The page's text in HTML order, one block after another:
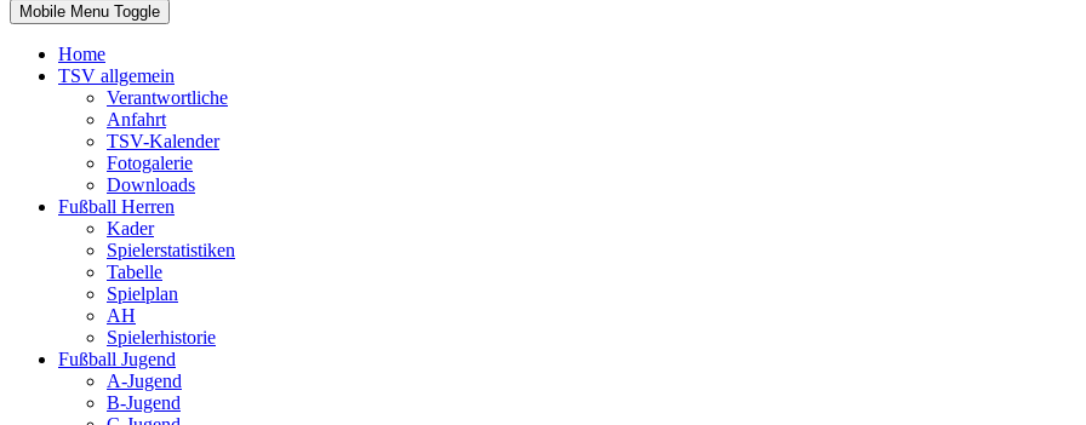
Mobile Menu Toggle
Home
TSV allgemein
Verantwortliche
Anfahrt
TSV-Kalender
Fotogalerie
Downloads
Fußball Herren
Kader
Spielerstatistiken
Tabelle
Spielplan
AH
Spielerhistorie
Fußball Jugend
A-Jugend
B-Jugend